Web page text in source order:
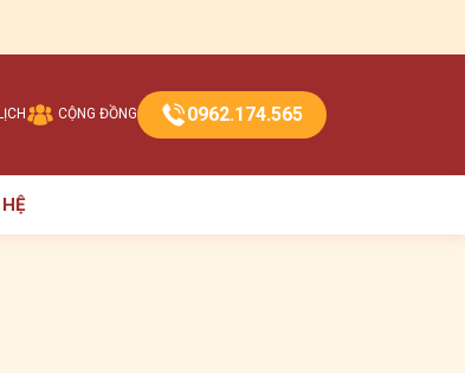
CỘNG ĐỒNG 0962.174.565